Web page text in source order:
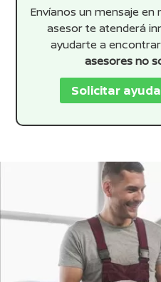
Envíanos un mensaje
asesor te atenderá
ayudarte a
asesores no
Solicitar